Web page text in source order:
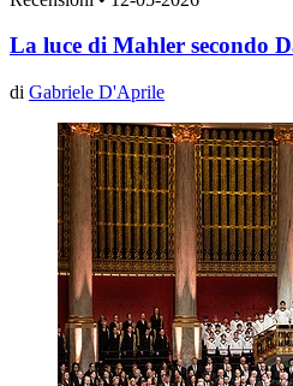
La luce di Mahler secondo
di Gabriele D'Aprile